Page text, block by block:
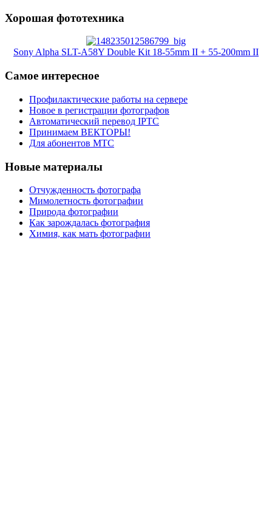
Хорошая фототехника
Sony Alpha SLT-A58Y Double Kit 18-55mm II + 55-200mm II
Самое интересное
Профилактические работы на сервере
Новое в регистрации фотографов
Автоматический перевод IPTC
Принимаем ВЕКТОРЫ!
Для абонентов МТС
Новые материалы
Отчужденность фотографа
Мимолетность фотографии
Природа фотографии
Как зарождалась фотография
Химия, как мать фотографии